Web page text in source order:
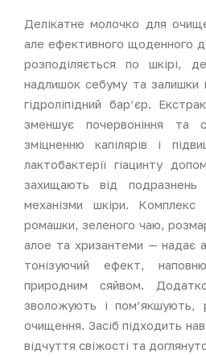
Делікатне молочко для
але ефективного щоденного
розподіляється по шкірі,
надлишок себуму та залишки
гідроліпідний бар’єр.
зменшує почервоніння та
зміцненню капілярів і
лактобактерії гіацинту
захищають від подразнень
механізми шкіри.
ромашки, зеленого чаю,
алое та хризантеми — надає
тонізуючий ефект,
природним сяйвом.
зволожують і пом’якшують,
очищення. Засіб підходить
відчуття свіжості та